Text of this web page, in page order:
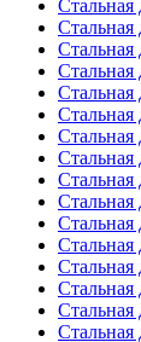
Стальная
Стальная
Стальная
Стальная
Стальная
Стальная
Стальная
Стальная
Стальная
Стальная
Стальная
Стальная
Стальная
Стальная
Стальная
Стальная